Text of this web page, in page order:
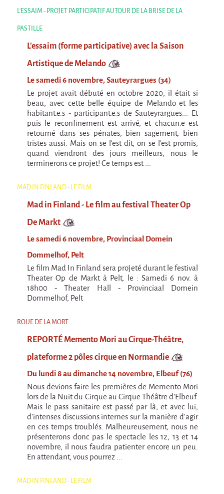
BOI
Capilotractées
Marathon
C'est quand qu'on va où !?
Roue de la Mort
Sur le Chemin de la Route
L'herbe tendre
La F.R.A.P.
Wagabond
Château Descartes
Parasites
En Bretagne
La démarche
Les projets contextuels
Générations Cirque
La Première Fois
Chapiteaux d'hiver au Relecq Kerhuon
Dédoublez-moi
Les projets itinérants
Tournée à Vélo
9 km²
Collectif Pétaouchnok
Événements
Popcorn
Popcorn 2026
Edition 2022
L'ESSAIM - PROJET PARTICIPATIF AUTOUR DE LA BRISE DE LA
PASTILLE
L'essaim (forme participative) avec la Saison
Artistique de Melando
Le samedi 6 novembre, Sauteyrargues (34)
Le projet avait débuté en octobre 2020, il était si
beau, avec cette belle équipe de Melando et les
habitant.e.s - participant.e.s de Sauteyrargues... Et
puis le reconfinement est arrivé, et chacun.e est
retourné dans ses pénates, bien sagement, bien
tristes aussi. Mais on se l'est dit, on se l'est promis,
quand viendront des jours meilleurs, nous le
terminerons ce projet! Ce temps est ...
MAD IN FINLAND - LE FILM
Mad in Finland - Le film au festival Theater Op
De Markt
Le samedi 6 novembre, Provinciaal Domein
Dommelhof, Pelt
Le film Mad In Finland sera projeté durant le festival
Theater Op de Markt à Pelt, le : Samedi 6 nov. à
18h00 - Theater Hall - Provinciaal Domein
Dommelhof, Pelt
ROUE DE LA MORT
REPORTÉ Memento Mori au Cirque-Théâtre,
plateforme 2 pôles cirque en Normandie
Du lundi 8 au dimanche 14 novembre, Elbeuf (76)
Nous devions faire les premières de Memento Mori
lors de la Nuit du Cirque au Cirque Théâtre d'Elbeuf.
Mais le pass sanitaire est passé par là, et avec lui,
d'intenses discussions internes sur la manière d'agir
en ces temps troublés. Malheureusement, nous ne
présenterons donc pas le spectacle les 12, 13 et 14
novembre, il nous faudra patienter encore un peu.
En attendant, vous pourrez ...
MAD IN FINLAND - LE FILM